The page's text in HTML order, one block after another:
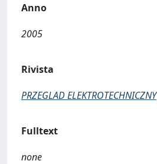
Anno
2005
Rivista
PRZEGLAD ELEKTROTECHNICZNY
Fulltext
none